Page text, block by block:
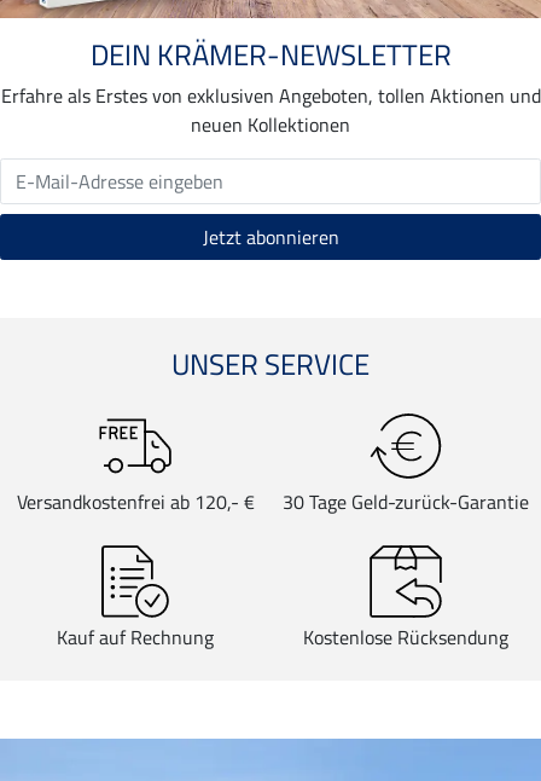
DEIN KRÄMER-NEWSLETTER
Erfahre als Erstes von exklusiven Angeboten, tollen Aktionen und
neuen Kollektionen
UNSER SERVICE
Versandkostenfrei ab 120,- € 30 Tage Geld-zurück-Garantie
Kauf auf Rechnung Kostenlose Rücksendung